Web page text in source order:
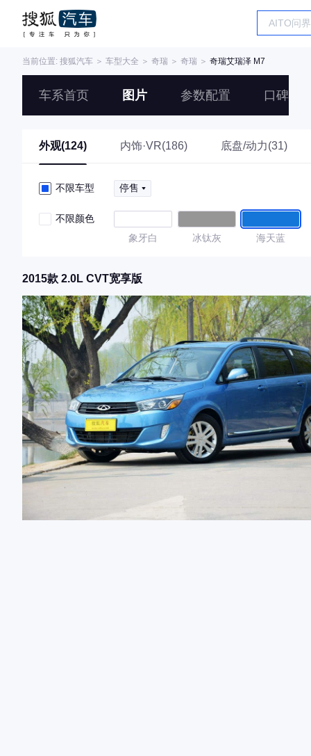
当前位置: 搜狐汽车 ＞ 车型大全 ＞ 奇瑞 ＞ 奇瑞 ＞ 奇瑞艾瑞泽 M7
车系首页 图片 参数配置 口碑
外观(124) 内饰·VR(186) 底盘/动力(31)
不限车型 停售
不限颜色
象牙白
冰钛灰 海天蓝
2015款 2.0L CVT宽享版